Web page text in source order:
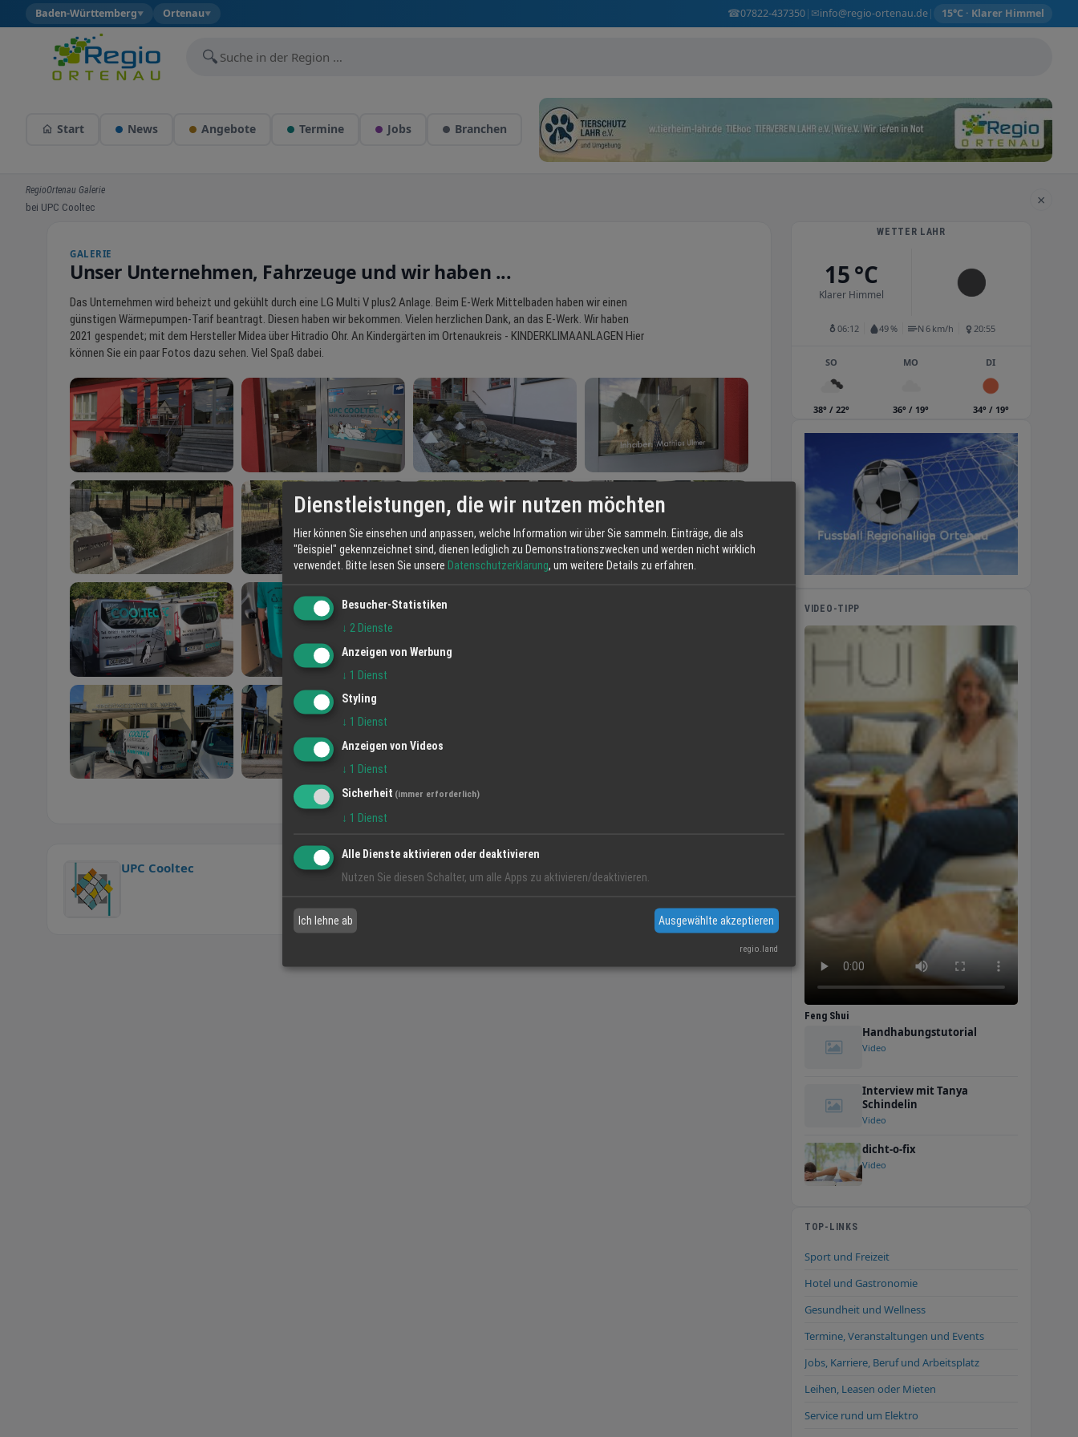
Baden-Württemberg▼ Ortenau▼ ☎07822-437350| ✉info@regio-ortenau.de| 15°C · Klarer Himmel
🔍
Start News Angebote Termine Jobs Branchen
RegioOrtenau Galerie
bei UPC Cooltec ×
GALERIE
Unser Unternehmen, Fahrzeuge und wir haben ...
Das Unternehmen wird beheizt und gekühlt durch eine LG Multi V plus2 Anlage. Beim E-Werk Mittelbaden haben wir einen
günstigen Wärmepumpen-Tarif beantragt. Diesen haben wir bekommen. Vielen herzlichen Dank, an das E-Werk. Wir haben
2021 gespendet; mit dem Hersteller Midea über Hitradio Ohr. An Kindergärten im Ortenaukreis - KINDERKLIMAANLAGEN Hier
können Sie ein paar Fotos dazu sehen. Viel Spaß dabei.
UPC Cooltec
WETTER LAHR
15 °C
Klarer Himmel
06:12 49 % N 6 km/h 20:55
SO
38° / 22°
MO
36° / 19°
DI
34° / 19°
VIDEO-TIPP
Feng Shui
Handhabungstutorial
Video
Interview mit Tanya
Schindelin
Video
dicht-o-fix
Video
TOP-LINKS
Sport und Freizeit
Hotel und Gastronomie
Gesundheit und Wellness
Termine, Veranstaltungen und Events
Jobs, Karriere, Beruf und Arbeitsplatz
Leihen, Leasen oder Mieten
Service rund um Elektro
Dienstleistungen, die wir nutzen möchten
Hier können Sie einsehen und anpassen, welche Information wir über Sie sammeln. Einträge, die als
"Beispiel" gekennzeichnet sind, dienen lediglich zu Demonstrationszwecken und werden nicht wirklich
verwendet. Bitte lesen Sie unsere Datenschutzerklärung, um weitere Details zu erfahren.
Besucher-Statistiken
↓ 2 Dienste
Anzeigen von Werbung
↓ 1 Dienst
Styling
↓ 1 Dienst
Anzeigen von Videos
↓ 1 Dienst
Sicherheit (immer erforderlich)
↓ 1 Dienst
Alle Dienste aktivieren oder deaktivieren
Nutzen Sie diesen Schalter, um alle Apps zu aktivieren/deaktivieren.
Ich lehne ab Ausgewählte akzeptieren
regio.land